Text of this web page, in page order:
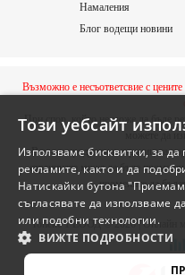
Намаления
Блог водещи новини
Възможно е несъответсвие с
При спор, който не може да бъде
Всички продукти в страницата
страницата може да бъде
промените да
Тонекс 1 ЕООД © 2026 | Онлайн
Този уебсайт
Използваме бисквитки, за
рекламите, както и да
Натискайки бутона
съгласявате да използваме
или подобни технологии.
ВИЖТЕ ПОДРОБНОСТИ